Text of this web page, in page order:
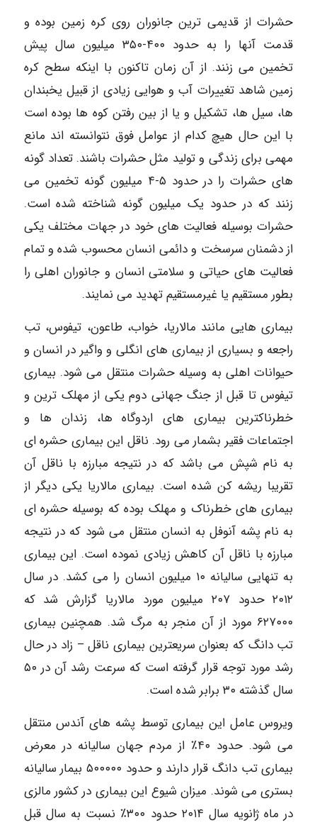
حشرات از قدیمی ترین جانوران روی کره زمین بوده و
قدمت آنها را به حدود ۴۰۰-۳۵۰ میلیون سال پیش
تخمین می زنند. از آن زمان تاکنون با اینکه سطح کره
زمین شاهد تغییرات آب و هوایی زیادی از قبیل یخبندان
ها، سیل ها، تشکیل و یا از بین رفتن کوه ها بوده است
با این حال هیچ کدام از عوامل فوق نتوانسته اند مانع
مهمی برای زندگی و تولید مثل حشرات باشند. تعداد گونه
های حشرات را در حدود ۵-۴ میلیون گونه تخمین می
زنند که در حدود یک میلیون گونه شناخته شده است.
حشرات بوسیله فعالیت های خود در جهات مختلف یکی
از دشمنان سرسخت و دائمی انسان محسوب شده و تمام
فعالیت های حیاتی و سلامتی انسان و جانوران اهلی را
بطور مستقیم یا غیرمستقیم تهدید می نمایند.
بیماری هایی مانند مالاریا، خواب، طاعون، تیفوس، تب
راجعه و بسیاری از بیماری های انگلی و واگیر در انسان و
حیوانات اهلی به وسیله حشرات منتقل می شود. بیماری
تیفوس تا قبل از جنگ جهانی دوم یکی از مهلک ترین و
خطرناکترین بیماری های اردوگاه ها، زندان ها و
اجتماعات فقیر بشمار می رود. ناقل این بیماری حشره ای
به نام شپش می باشد که در نتیجه مبارزه با ناقل آن
تقریبا ریشه کن شده است. بیماری مالاریا یکی دیگر از
بیماری های خطرناک و مهلک بوده که بوسیله حشره ای
به نام پشه آنوفل به انسان منتقل می شود که در نتیجه
مبارزه با ناقل آن کاهش زیادی نموده است. این بیماری
به تنهایی سالیانه ۱۰ میلیون انسان را می کشد. در سال
۲۰۱۲ حدود ۲۰۷ میلیون مورد مالاریا گزارش شد که
۶۲۷۰۰۰ مورد از آن منجر به مرگ شد. همچنین بیماری
تب دانگ که بعنوان سریعترین بیماری ناقل – زاد در حال
رشد مورد توجه قرار گرفته است که سرعت رشد آن در ۵۰
سال گذشته ۳۰ برابر شده است.
ویروس عامل این بیماری توسط پشه های آندس منتقل
می شود. حدود ۴۰٪ از مردم جهان سالیانه در معرض
بیماری تب دانگ قرار دارند و حدود ۵۰۰۰۰۰ بیمار سالیانه
بستری می شوند. میزان شیوع این بیماری در کشور مالزی
در ماه ژانویه سال ۲۰۱۴ حدود ۳۰۰٪ نسبت به سال قبل